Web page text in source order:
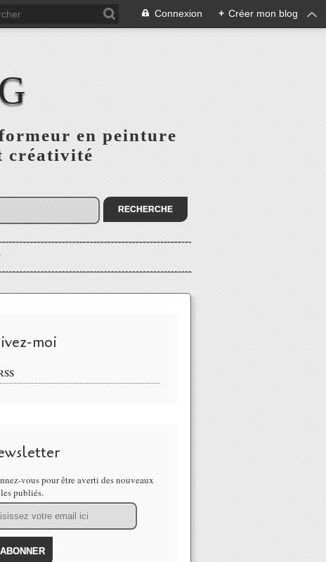
Connexion + Créer mon blog
en peinture
créativité
moi
vous pour être averti des nouveaux
publiés.